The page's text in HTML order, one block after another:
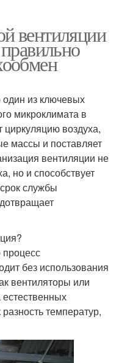
вентиляции
из ключевых
микроклимата в
воздуха,
массы и поставляет
вентиляции не
но и способствует
службы
без использования
вентиляторы или
температур,